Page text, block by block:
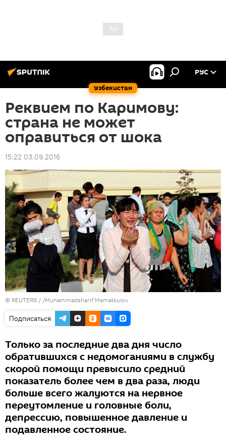
Узбекистан
РУС
Реквием по Каримову:
страна не может
оправиться от шока
15:22 03.09.2016
© REUTERS / /Muhammadsharif Mamatkulov
Подписаться
Только за последние два дня число
обратившихся с недомоганиями в службу
скорой помощи превысило средний
показатель более чем в два раза, люди
больше всего жалуются на нервное
переутомление и головные боли,
депрессию, повышенное давление и
подавленное состояние.